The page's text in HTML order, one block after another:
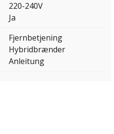
220-240V
Ja
Fjernbetjening
Hybridbrænder
Anleitung